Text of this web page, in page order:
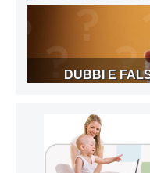
DUBBI E